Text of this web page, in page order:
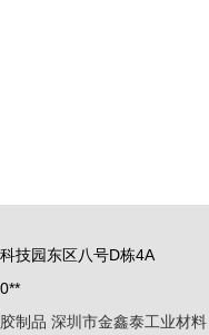
技园东区八号D栋4A
制品 深圳市金鑫泰工业材料